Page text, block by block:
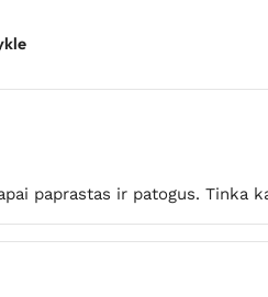
paprastas ir patogus. Tinka